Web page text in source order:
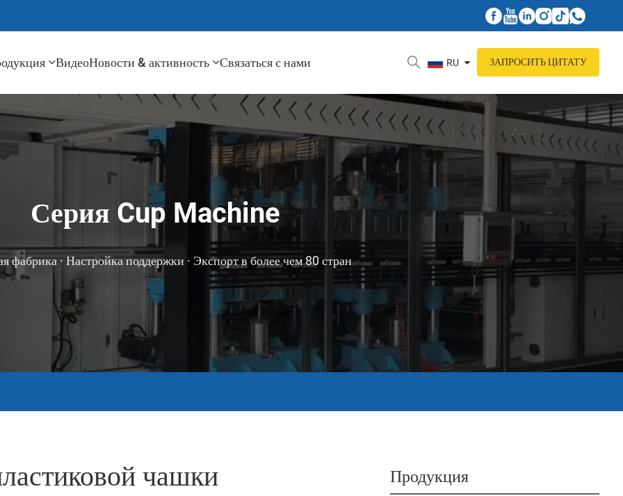
ВидеоНовости & активность Связаться с нами RU ЗАПРОСИТЬ ЦИТАТУ
Серия Cup Machine
фабрика · Настройка поддержки · Экспорт в более чем 80 стран
чашки Продукция